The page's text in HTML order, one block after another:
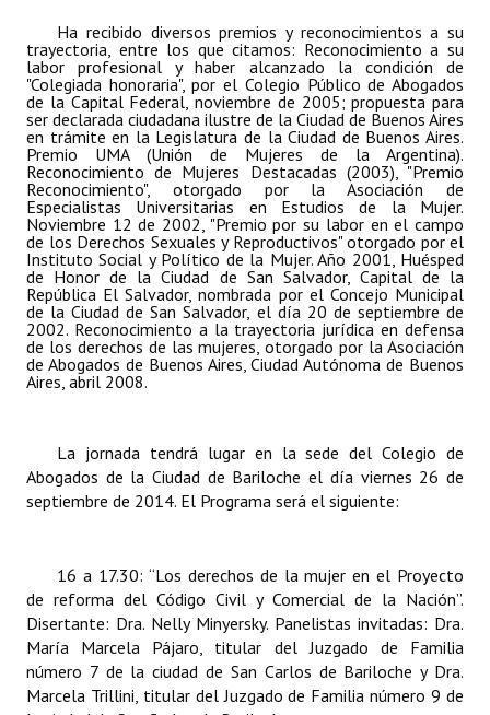
Ha recibido diversos premios y reconocimientos a su
trayectoria, entre los que citamos: Reconocimiento a su
labor profesional y haber alcanzado la condición de
"Colegiada honoraria", por el Colegio Público de Abogados
de la Capital Federal, noviembre de 2005; propuesta para
ser declarada ciudadana ilustre de la Ciudad de Buenos Aires
en trámite en la Legislatura de la Ciudad de Buenos Aires.
Premio UMA (Unión de Mujeres de la Argentina).
Reconocimiento de Mujeres Destacadas (2003), "Premio
Reconocimiento", otorgado por la Asociación de
Especialistas Universitarias en Estudios de la Mujer.
Noviembre 12 de 2002, "Premio por su labor en el campo
de los Derechos Sexuales y Reproductivos" otorgado por el
Instituto Social y Político de la Mujer. Año 2001, Huésped
de Honor de la Ciudad de San Salvador, Capital de la
República El Salvador, nombrada por el Concejo Municipal
de la Ciudad de San Salvador, el día 20 de septiembre de
2002. Reconocimiento a la trayectoria jurídica en defensa
de los derechos de las mujeres, otorgado por la Asociación
de Abogados de Buenos Aires, Ciudad Autónoma de Buenos
Aires, abril 2008.
La jornada tendrá lugar en la sede del Colegio de
Abogados de la Ciudad de Bariloche el día viernes 26 de
septiembre de 2014. El Programa será el siguiente:
16 a 17.30: “Los derechos de la mujer en el Proyecto
de reforma del Código Civil y Comercial de la Nación”.
Disertante: Dra. Nelly Minyersky. Panelistas invitadas: Dra.
María Marcela Pájaro, titular del Juzgado de Familia
número 7 de la ciudad de San Carlos de Bariloche y Dra.
Marcela Trillini, titular del Juzgado de Familia número 9 de